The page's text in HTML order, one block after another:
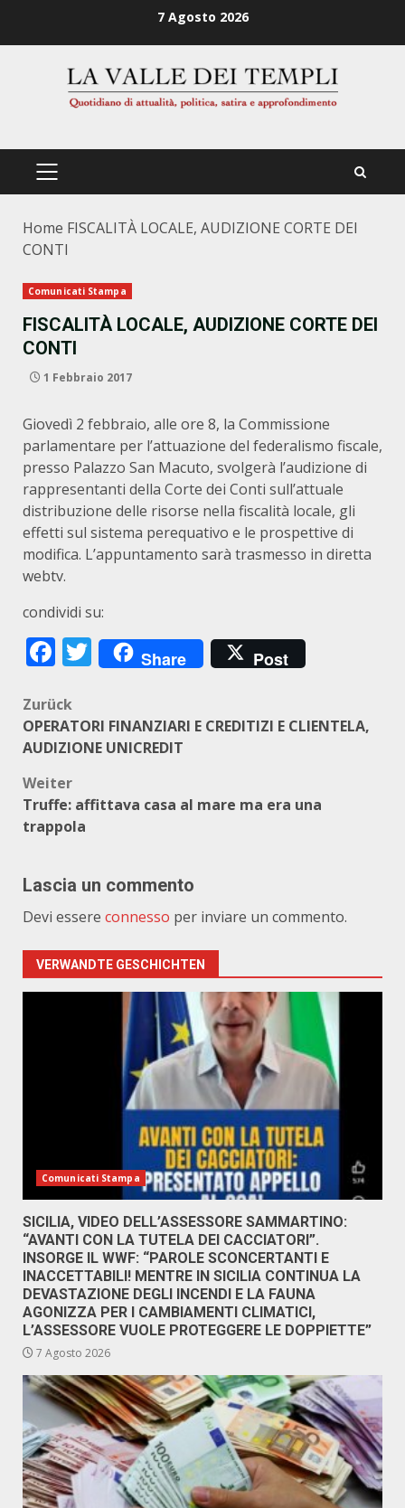
7 Agosto 2026
PRIMÄRES
Home FISCALITÀ LOCALE, AUDIZIONE CORTE DEI
CONTI
Comunicati Stampa
FISCALITÀ LOCALE, AUDIZIONE CORTE DEI
CONTI
1 Febbraio 2017
Giovedì 2 febbraio, alle ore 8, la Commissione
parlamentare per l’attuazione del federalismo fiscale,
presso Palazzo San Macuto, svolgerà l’audizione di
rappresentanti della Corte dei Conti sull’attuale
distribuzione delle risorse nella fiscalità locale, gli
effetti sul sistema perequativo e le prospettive di
modifica. L’appuntamento sarà trasmesso in diretta
webtv.
condividi su:
Facebook
Twitter
Share Post
Beitragsnavigation
Zurück
OPERATORI FINANZIARI E CREDITIZI E CLIENTELA,
AUDIZIONE UNICREDIT
Weiter
Truffe: affittava casa al mare ma era una
trappola
Lascia un commento
Devi essere connesso per inviare un commento.
VERWANDTE GESCHICHTEN
Comunicati Stampa
SICILIA, VIDEO DELL’ASSESSORE SAMMARTINO:
“AVANTI CON LA TUTELA DEI CACCIATORI”.
INSORGE IL WWF: “PAROLE SCONCERTANTI E
INACCETTABILI! MENTRE IN SICILIA CONTINUA LA
DEVASTAZIONE DEGLI INCENDI E LA FAUNA
AGONIZZA PER I CAMBIAMENTI CLIMATICI,
L’ASSESSORE VUOLE PROTEGGERE LE DOPPIETTE”
7 Agosto 2026